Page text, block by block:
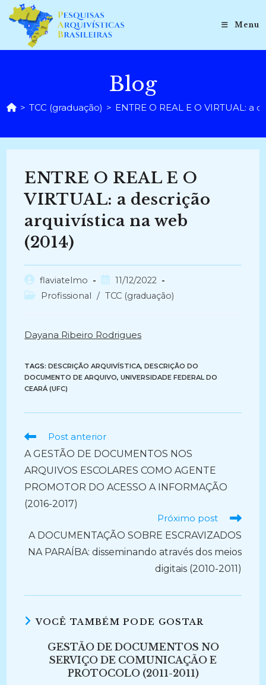
para
conteúdo
Menu
Blog
> TCC (graduação) > ENTRE O REAL E O VIRTUAL: a
ENTRE O REAL E O
VIRTUAL: a descrição
arquivística na web
(2014)
Autor
do
flaviatelmo
Post
publicado:
11/12/2022
Categoria
Profissional / TCC (graduação)
Dayana Ribeiro Rodrigues
TAGS:DESCRIÇÃO ARQUIVÍSTICA, DESCRIÇÃO DO
DOCUMENTO DE ARQUIVO, UNIVERSIDADE FEDERAL DO
CEARÁ (UFC)
Ler
artigos
Post anterior
A GESTÃO DE DOCUMENTOS NOS
ARQUIVOS ESCOLARES COMO AGENTE
PROMOTOR DO ACESSO A INFORMAÇÃO
(2016-2017)
Próximo post
A DOCUMENTAÇÃO SOBRE ESCRAVIZADOS
NA PARAÍBA: disseminando através dos meios
digitais (2010-2011)
VOCÊ TAMBÉM PODE GOSTAR
GESTÃO DE DOCUMENTOS NO
SERVIÇO DE COMUNICAÇÃO E
PROTOCOLO (2011-2011)